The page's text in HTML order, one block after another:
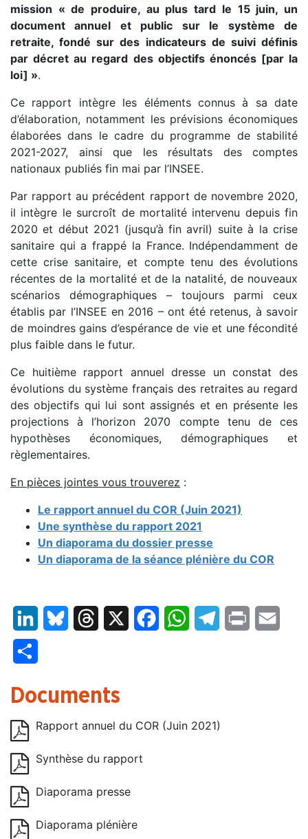
mission « de produire, au plus tard le 15 juin, un
document annuel et public sur le système de
retraite, fondé sur des indicateurs de suivi définis
par décret au regard des objectifs énoncés [par la
loi] ».
Ce rapport intègre les éléments connus à sa date
d’élaboration, notamment les prévisions économiques
élaborées dans le cadre du programme de stabilité
2021-2027, ainsi que les résultats des comptes
nationaux publiés fin mai par l’INSEE.
Par rapport au précédent rapport de novembre 2020,
il intègre le surcroît de mortalité intervenu depuis fin
2020 et début 2021 (jusqu’à fin avril) suite à la crise
sanitaire qui a frappé la France. Indépendamment de
cette crise sanitaire, et compte tenu des évolutions
récentes de la mortalité et de la natalité, de nouveaux
scénarios démographiques – toujours parmi ceux
établis par l’INSEE en 2016 – ont été retenus, à savoir
de moindres gains d’espérance de vie et une fécondité
plus faible dans le futur.
Ce huitième rapport annuel dresse un constat des
évolutions du système français des retraites au regard
des objectifs qui lui sont assignés et en présente les
projections à l’horizon 2070 compte tenu de ces
hypothèses économiques, démographiques et
règlementaires.
En pièces jointes vous trouverez :
Le rapport annuel du COR (Juin 2021)
Une synthèse du rapport 2021
Un diaporama du dossier presse
Un diaporama de la séance plénière du COR
LinkedInBluesky Threads FacebookWhatsAppTelegram
Print
Documents
Rapport annuel du COR (Juin 2021)
Synthèse du rapport
Diaporama presse
Diaporama plénière